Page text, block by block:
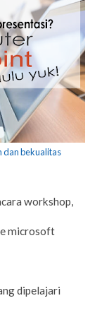
dan bekualitas
workshop,
microsoft
dipelajari